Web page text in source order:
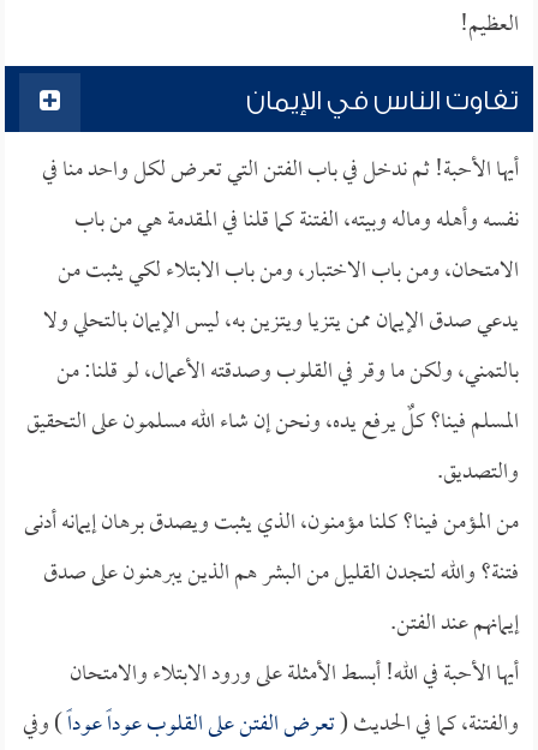
العظيم!
تفاوت الناس في الإيمان
أيها الأحبة! ثم ندخل في باب الفتن التي تعرض لكل واحد منا في
نفسه وأهله وماله وبيته، الفتنة كما قلنا في المقدمة هي من باب
الامتحان، ومن باب الاختبار، ومن باب الابتلاء لكي يثبت من
يدعي صدق الإيمان ممن يتزيا ويتزين به، ليس الإيمان بالتحلي ولا
بالتمني، ولكن ما وقر في القلوب وصدقته الأعمال، لو قلنا: من
المسلم فينا؟ كلٌ يرفع يده، ونحن إن شاء الله مسلمون على التحقيق
والتصديق.
من المؤمن فينا؟ كلنا مؤمنون، الذي يثبت ويصدق برهان إيمانه أدنى
فتنة؟ والله لتجدن القليل من البشر هم الذين يبرهنون على صدق
إيمانهم عند الفتن.
أيها الأحبة في الله! أبسط الأمثلة على ورود الابتلاء والامتحان
والفتنة، كما في الحديث (تعرض الفتن على القلوب عوداً عوداً) وفي